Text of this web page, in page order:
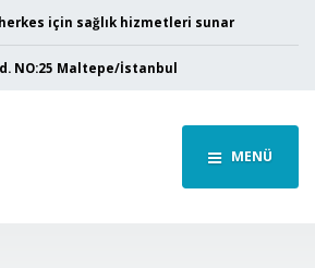
için sağlık hizmetleri sunar
NO:25 Maltepe/İstanbul
MENÜ